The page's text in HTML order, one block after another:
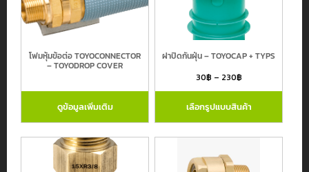
Continental
Kingkong
MTG
Pisco
TOYOX
TTT
กรองโดยราคา
โฟมหุ้มข้อต่อ TOYOCONNECTOR
– TOYODROP COVER
ดูข้อมูลเพิ่มเติม
ฝาปิดกันฝุ่น – TOYOCAP + TYPS
30฿ – 230฿
เลือกรูปแบบสินค้า